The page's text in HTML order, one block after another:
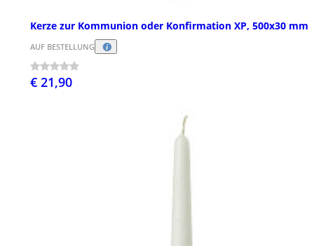
Kerze zur Kommunion oder Konfirmation XP, 500x30 mm
AUF BESTELLUNG
€ 21,90